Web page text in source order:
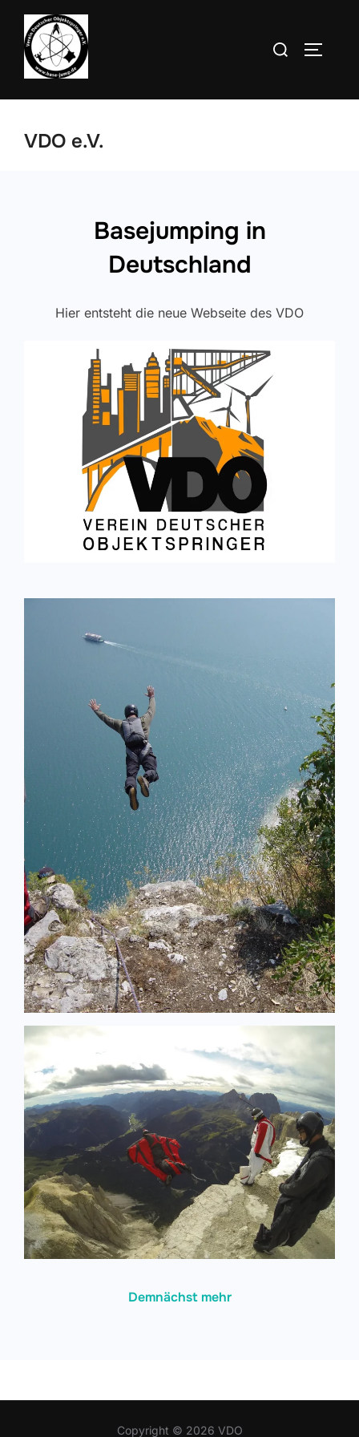
Zum
Inhalt
springen
Suchen
VDO e.V.
Basejumping in
Deutschland
Hier entsteht die neue Webseite des VDO
Demnächst mehr
Copyright © 2026 VDO